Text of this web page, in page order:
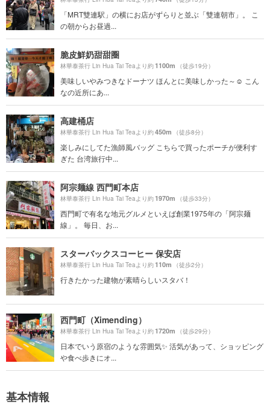
「MRT雙連駅」の横にお店がずらりと並ぶ「雙連朝市」。 こ
の朝からお昼過...
脆皮鮮奶甜甜圈
林華泰茶行 Lin Hua Tai Teaより約1100m （徒歩19分）
美味しいやみつきなドーナツ ほんとに美味しかった～☺️ こん
なの近所にあ...
高建桶店
林華泰茶行 Lin Hua Tai Teaより約450m （徒歩8分）
楽しみにしてた漁師風バッグ こちらで買ったポーチが便利す
ぎた 台湾旅行中...
阿宗麺線 西門町本店
林華泰茶行 Lin Hua Tai Teaより約1970m （徒歩33分）
西門町で有名な地元グルメといえば創業1975年の「阿宗麺
線」。 毎日、お...
スターバックスコーヒー 保安店
林華泰茶行 Lin Hua Tai Teaより約110m （徒歩2分）
行きたかった建物が素晴らしいスタバ！
西門町（Ximending）
林華泰茶行 Lin Hua Tai Teaより約1720m （徒歩29分）
日本でいう原宿のような雰囲気✨ 活気があって、ショッピング
や食べ歩きにオ...
基本情報